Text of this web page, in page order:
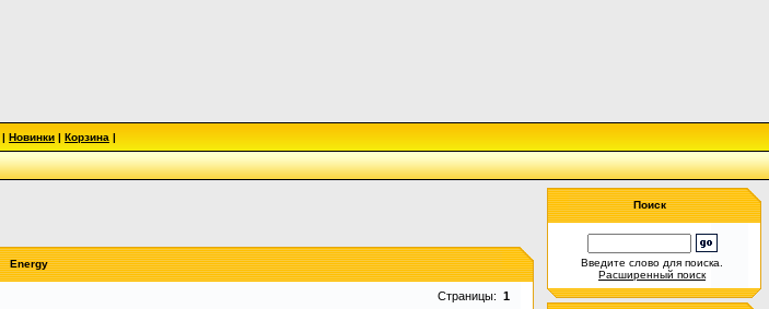
| Новинки | Корзина |
Energy
Страницы: 1
Поиск
Введите слово для поиска.
Расширенный поиск